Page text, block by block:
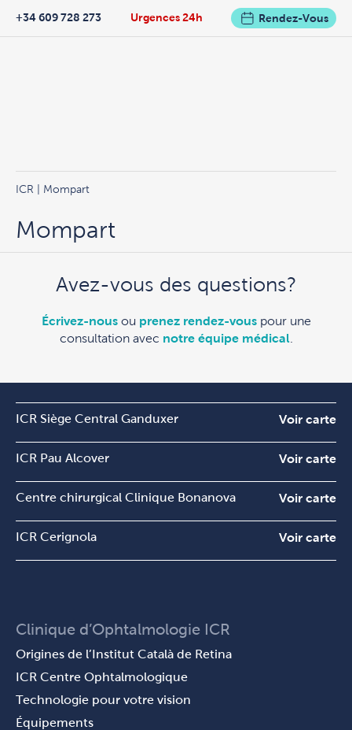
Urgences 24h
+34 609 728 273 Rendez-Vous
ICR | Mompart
Mompart
Avez-vous des questions?
Écrivez-nousou prenez rendez-vouspour une
consultation avec notre équipe médical.
ICR Siège Central Ganduxer Voir carte
ICR Pau Alcover Voir carte
Centre chirurgical Clinique Bonanova Voir carte
ICR Cerignola Voir carte
Clinique d’Ophtalmologie ICR
Origines de l’Institut Català de Retina
ICR Centre Ophtalmologique
Technologie pour votre vision
Équipements